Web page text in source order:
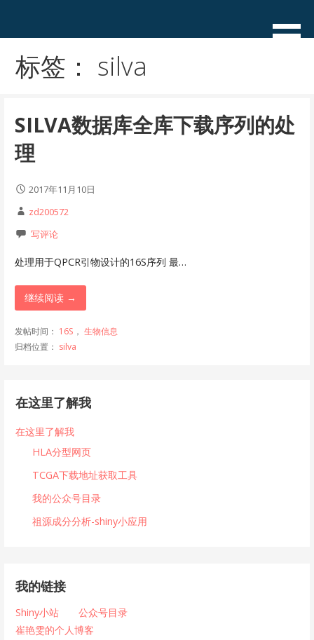
赵加栋的个人博客——持续学
习，用心生活！
标签： silva
SILVA数据库全库下载序列的处
理
2017年11月10日
zd200572
写评论
处理用于QPCR引物设计的16S序列 最…
继续阅读 →
发帖时间： 16S ， 生物信息
归档位置： silva
在这里了解我
在这里了解我
HLA分型网页
TCGA下载地址获取工具
我的公众号目录
祖源成分分析-shiny小应用
我的链接
Shiny小站
公众号目录
崔艳雯的个人博客